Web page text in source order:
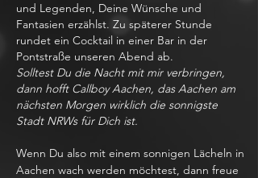
und Legenden, Deine Wünsche und
Fantasien erzählst. Zu späterer Stunde
rundet ein Cocktail in einer Bar in der
Pontstraße unseren Abend ab.
Solltest Du die Nacht mit mir verbringen,
dann hofft Callboy Aachen, das Aachen am
nächsten Morgen wirklich die sonnigste
Stadt NRWs für Dich ist.
Wenn Du also mit einem sonnigen Lächeln in
Aachen wach werden möchtest, dann freue